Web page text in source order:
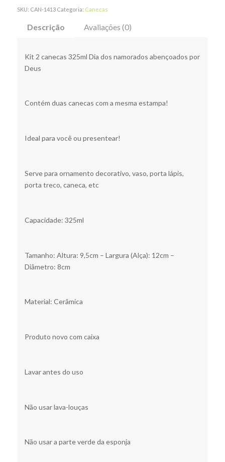
SKU: CAN-1413 Categoria: Canecas
Descrição Avaliações (0)
Kit 2 canecas 325ml Dia dos namorados abençoados por
Deus
Contém duas canecas com a mesma estampa!
Ideal para você ou presentear!
Serve para ornamento decorativo, vaso, porta lápis,
porta treco, caneca, etc
Capacidade: 325ml
Tamanho: Altura: 9,5cm – Largura (Alça): 12cm –
Diâmetro: 8cm
Material: Cerâmica
Produto novo com caixa
Lavar antes do uso
Não usar lava-louças
Não usar a parte verde da esponja